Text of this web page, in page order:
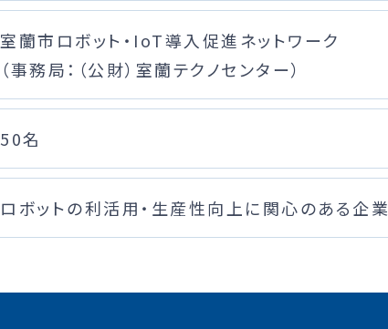
室蘭市ロボット・IoT導入促進ネットワーク
（事務局：（公財）室蘭テクノセンター）
50名
ロボットの利活用・生産性向上に関心のある企業